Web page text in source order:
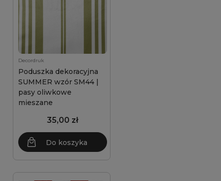
Decordruk
Poduszka dekoracyjna
SUMMER wzór SM44 |
pasy oliwkowe
mieszane
35,00 zł
Do koszyka